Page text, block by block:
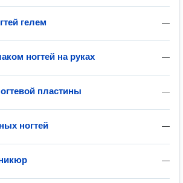
—
гелем
—
ногтей на руках
—
пластины
—
ногтей
—